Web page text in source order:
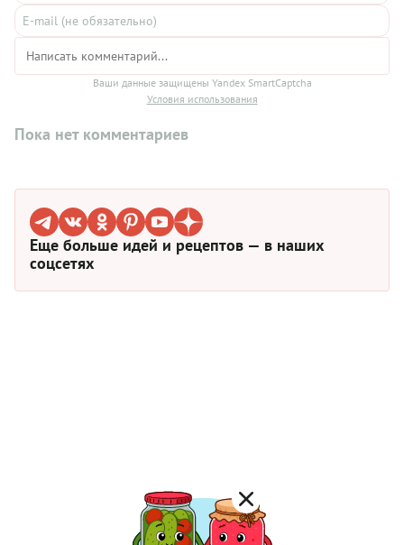
Ваши данные защищены Yandex SmartCaptcha
Условия использования
Пока нет комментариев
Еще больше идей и рецептов — в наших
соцсетях